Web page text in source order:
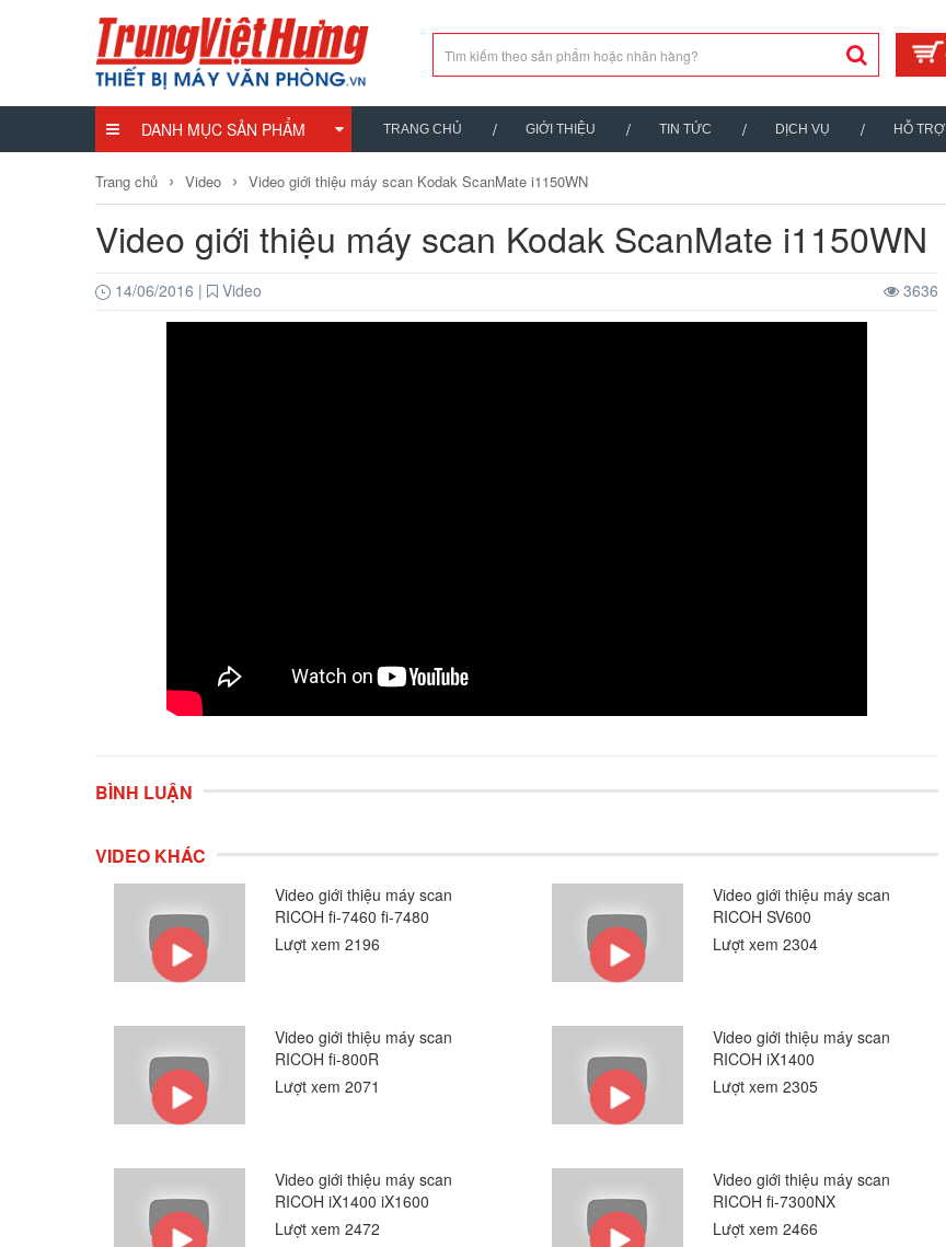
DANH MỤC SẢN PHẨM TRANG CHỦ GIỚI THIỆU TIN TỨC DỊCH VỤ HỖ TRỢ
Trang chủ › Video › Video giới thiệu máy scan Kodak ScanMate i1150WN
Video giới thiệu máy scan Kodak ScanMate i1150WN
14/06/2016 | Video 3636
BÌNH LUẬN
VIDEO KHÁC
Video giới thiệu máy scan
RICOH fi-7460 fi-7480
Lượt xem 2196
Video giới thiệu máy scan
RICOH SV600
Lượt xem 2304
Video giới thiệu máy scan
RICOH fi-800R
Lượt xem 2071
Video giới thiệu máy scan
RICOH iX1400
Lượt xem 2305
Video giới thiệu máy scan
RICOH iX1400 iX1600
Lượt xem 2472
Video giới thiệu máy scan
RICOH fi-7300NX
Lượt xem 2466